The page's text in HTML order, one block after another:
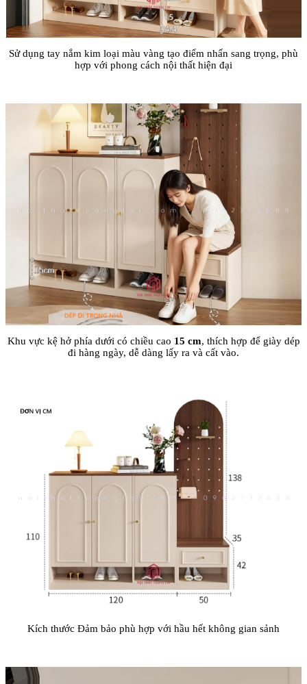
Sử dụng tay nắm kim loại màu vàng tạo điểm nhấn sang trọng, phù
hợp với phong cách nội thất hiện đại
Khu vực kệ hở phía dưới có chiều cao 15 cm, thích hợp để giày dép
đi hàng ngày, dễ dàng lấy ra và cất vào.
Kích thước Đảm bảo phù hợp với hầu hết không gian sảnh